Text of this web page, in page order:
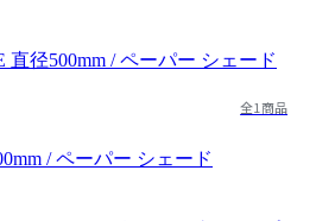
全1商品
/ ペーパー シェード